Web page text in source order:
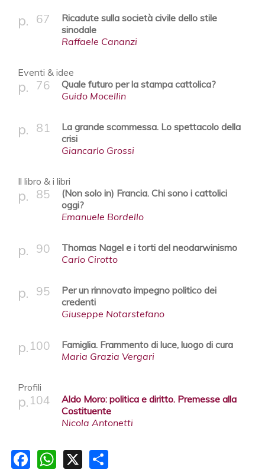
67
Ricadute sulla società civile dello stile
sinodale
Raffaele Cananzi
Eventi & idee
76
Quale futuro per la stampa cattolica?
Guido Mocellin
81
La grande scommessa. Lo spettacolo della
crisi
Giancarlo Grossi
Il libro & i libri
85
(Non solo in) Francia. Chi sono i cattolici
oggi?
Emanuele Bordello
90
Thomas Nagel e i torti del neodarwinismo
Carlo Cirotto
95
Per un rinnovato impegno politico dei
credenti
Giuseppe Notarstefano
100
Famiglia. Frammento di luce, luogo di cura
Maria Grazia Vergari
Profili
104
Aldo Moro: politica e diritto. Premesse alla
Costituente
Nicola Antonetti
Facebook
WhatsApp
X